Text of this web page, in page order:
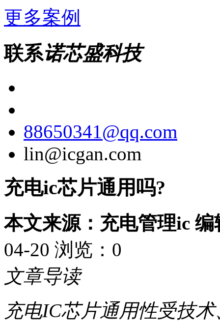
更多案例
联系诺芯盛科技
88650341@qq.com
lin@icgan.com
充电ic芯片通用吗?
本文来源：充电管理ic
04-20 浏览： 0
文章导读
充电IC芯片通用性受技